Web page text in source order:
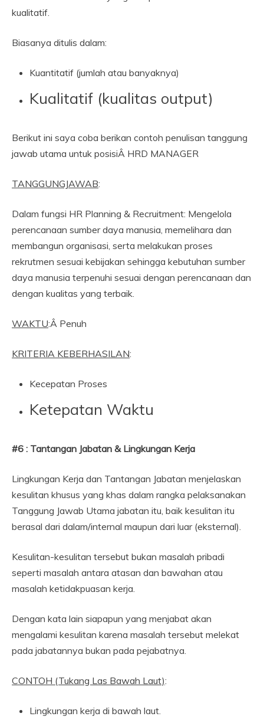
kualitatif.
Biasanya ditulis dalam:
Kuantitatif (jumlah atau banyaknya)
Kualitatif (kualitas output)
Berikut ini saya coba berikan contoh penulisan tanggung
jawab utama untuk posisiÂ HRD MANAGER
TANGGUNGJAWAB:
Dalam fungsi HR Planning & Recruitment: Mengelola
perencanaan sumber daya manusia, memelihara dan
membangun organisasi, serta melakukan proses
rekrutmen sesuai kebijakan sehingga kebutuhan sumber
daya manusia terpenuhi sesuai dengan perencanaan dan
dengan kualitas yang terbaik.
WAKTU:Â Penuh
KRITERIA KEBERHASILAN:
Kecepatan Proses
Ketepatan Waktu
#6 : Tantangan Jabatan & Lingkungan Kerja
Lingkungan Kerja dan Tantangan Jabatan menjelaskan
kesulitan khusus yang khas dalam rangka pelaksanakan
Tanggung Jawab Utama jabatan itu, baik kesulitan itu
berasal dari dalam/internal maupun dari luar (eksternal).
Kesulitan-kesulitan tersebut bukan masalah pribadi
seperti masalah antara atasan dan bawahan atau
masalah ketidakpuasan kerja.
Dengan kata lain siapapun yang menjabat akan
mengalami kesulitan karena masalah tersebut melekat
pada jabatannya bukan pada pejabatnya.
CONTOH (Tukang Las Bawah Laut):
Lingkungan kerja di bawah laut.